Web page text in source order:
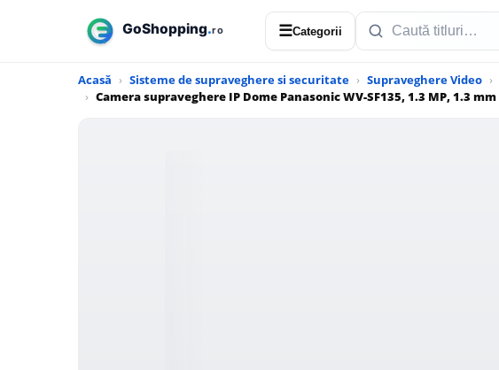
☰Categorii
Acasă Sisteme de supraveghere si securitate Supraveghere Video
Camera supraveghere IP Dome Panasonic WV-SF135, 1.3 MP, 1.3 mm